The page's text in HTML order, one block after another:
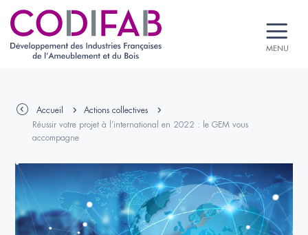
MENU
Accueil
Actions collectives
Réussir votre projet à l’international en 2022 : le GEM vous
accompagne